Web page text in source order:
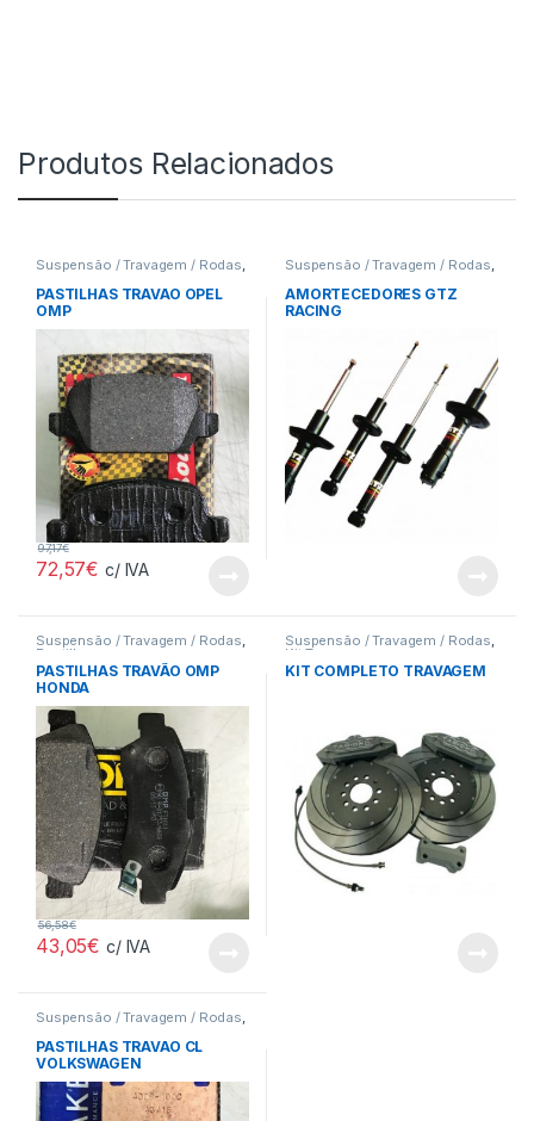
Produtos Relacionados
Suspensão / Travagem / Rodas
Pastilhas
PASTILHAS TRAVAO OPEL
OMP
72,57€
97,17€
c/ IVA
Suspensão / Travagem / Rodas
Amortecedores
AMORTECEDORES GTZ
RACING
Suspensão / Travagem / Rodas,
Pastilhas
PASTILHAS TRAVÃO OMP
HONDA
43,05€
56,58€
c/ IVA
Suspensão / Travagem / Rodas,
Kit Travagem
KIT COMPLETO TRAVAGEM
Suspensão / Travagem / Rodas
Pastilhas
PASTILHAS TRAVAO CL
VOLKSWAGEN